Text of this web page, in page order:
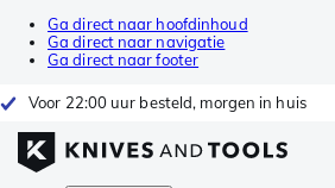
Ga direct naar hoofdinhoud
Ga direct naar navigatie
Ga direct naar footer
Voor 22:00 uur besteld, morgen in huis